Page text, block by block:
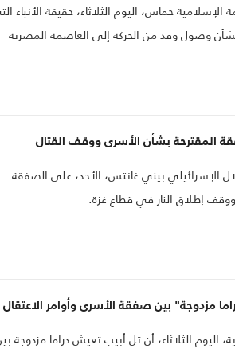
حماس، اليوم الثلاثاء، حقيقة الأنباء
بشأن وصول وفد من الحركة إلى العاصمة المصرية
المقترحة بشأن الأسرى ووقف القتال
الإسرائيلي بيني غانتس، الأحد، على الصفقة
إطلاق النار في قطاع غزة.
مزدوجة" بين صفقة الأسرى وأوامر الاعتقال
اليوم الثلاثاء، أن تل أبيب تعيش دراما مزدوجة